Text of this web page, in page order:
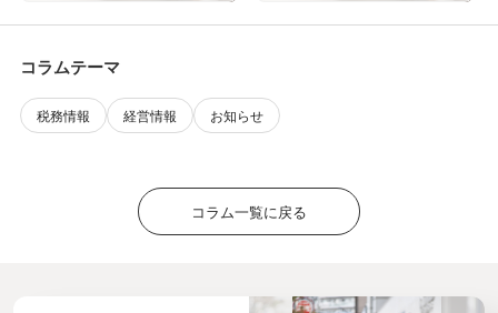
コラムテーマ
税務情報 経営情報 お知らせ
コラム一覧に戻る